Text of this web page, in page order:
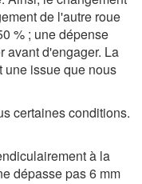
de l'autre roue
% ; une dépense
avant d'engager. La
une issue que nous
certaines conditions.
à la
dépasse pas 6 mm